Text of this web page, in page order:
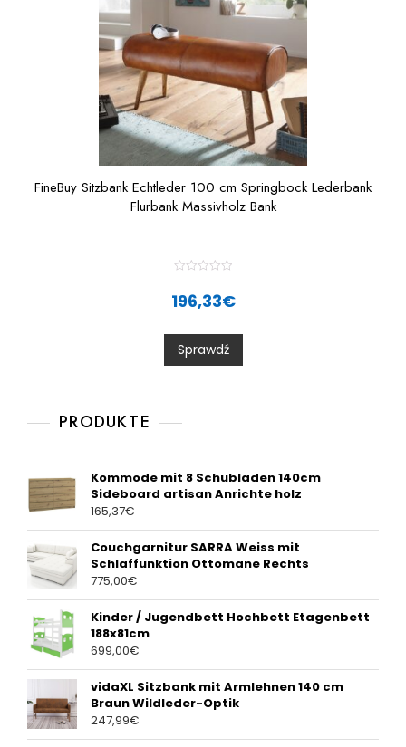
FineBuy Sitzbank Echtleder 100 cm Springbock Lederbank
Flurbank Massivholz Bank
0
o
u
t
196,33€
Sprawdź
PRODUKTE
Kommode mit 8 Schubladen 140cm
Sideboard artisan Anrichte holz
165,37€
Couchgarnitur SARRA Weiss mit
Schlaffunktion Ottomane Rechts
775,00€
Kinder / Jugendbett Hochbett Etagenbett
188x81cm
699,00€
vidaXL Sitzbank mit Armlehnen 140 cm
Braun Wildleder-Optik
247,99€